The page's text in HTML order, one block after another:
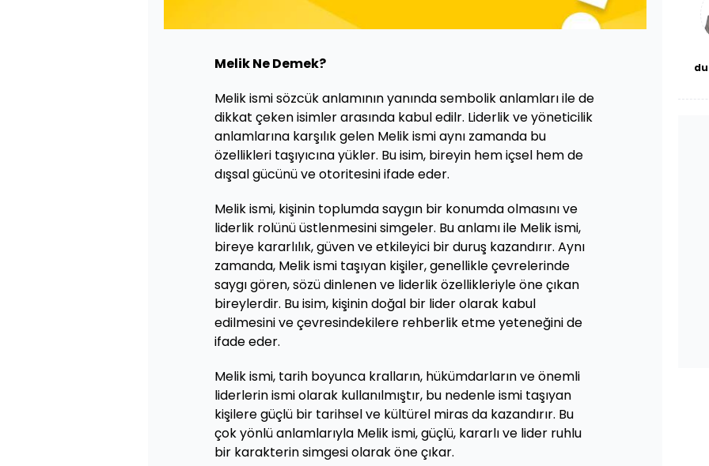
Melik Ne Demek?
Melik ismi sözcük anlamının yanında sembolik anlamları ile de
dikkat çeken isimler arasında kabul edilr. Liderlik ve yöneticilik
anlamlarına karşılık gelen Melik ismi aynı zamanda bu
özellikleri taşıyıcına yükler. Bu isim, bireyin hem içsel hem de
dışsal gücünü ve otoritesini ifade eder.
Melik ismi, kişinin toplumda saygın bir konumda olmasını ve
liderlik rolünü üstlenmesini simgeler. Bu anlamı ile Melik ismi,
bireye kararlılık, güven ve etkileyici bir duruş kazandırır. Aynı
zamanda, Melik ismi taşıyan kişiler, genellikle çevrelerinde
saygı gören, sözü dinlenen ve liderlik özellikleriyle öne çıkan
bireylerdir. Bu isim, kişinin doğal bir lider olarak kabul
edilmesini ve çevresindekilere rehberlik etme yeteneğini de
ifade eder.
Melik ismi, tarih boyunca kralların, hükümdarların ve önemli
liderlerin ismi olarak kullanılmıştır, bu nedenle ismi taşıyan
kişilere güçlü bir tarihsel ve kültürel miras da kazandırır. Bu
çok yönlü anlamlarıyla Melik ismi, güçlü, kararlı ve lider ruhlu
bir karakterin simgesi olarak öne çıkar.